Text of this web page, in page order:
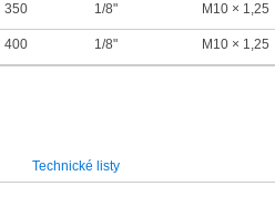
350 1/8" M10 × 1,25
400 1/8" M10 × 1,25
Technické listy